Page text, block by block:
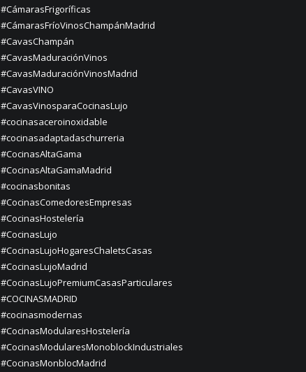
#CámarasFrigoríficas
#CámarasFríoVinosChampánMadrid
#CavasChampán
#CavasMaduraciónVinos
#CavasMaduraciónVinosMadrid
#CavasVINO
#CavasVinosparaCocinasLujo
#cocinasaceroinoxidable
#cocinasadaptadaschurreria
#CocinasAltaGama
#CocinasAltaGamaMadrid
#cocinasbonitas
#CocinasComedoresEmpresas
#CocinasHostelería
#CocinasLujo
#CocinasLujoHogaresChaletsCasas
#CocinasLujoMadrid
#CocinasLujoPremiumCasasParticulares
#COCINASMADRID
#cocinasmodernas
#CocinasModularesHostelería
#CocinasModularesMonoblockIndustriales
#CocinasMonblocMadrid